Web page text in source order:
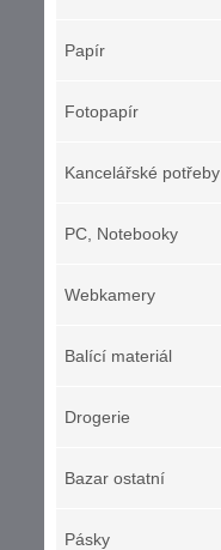
Papír
Fotopapír
Kancelářské potřeby
PC, Notebooky
Webkamery
Balící materiál
Drogerie
Bazar ostatní
Pásky